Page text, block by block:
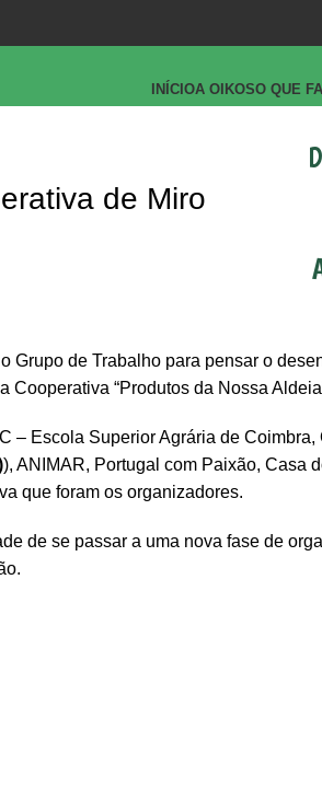
INÍCIOA OIKOSO QUE
de Miro
Grupo de Trabalho para pensar o
“Produtos da Nossa
– Escola Superior Agrária de
), ANIMAR, Portugal com Paixão, Casa
que foram os organizadores.
de se passar a uma nova fase de